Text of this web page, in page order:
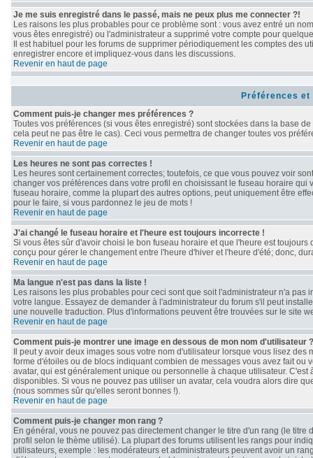
Je me suis enregistré dans le passé, mais ne peux plus me connecter ?!
Les raisons les plus probables pour ce problème sont : vous avez entré un
vous êtes enregistré) ou l'administrateur a supprimé votre compte pour
Il est habituel pour les forums de supprimer périodiquement les comptes
enregistrer encore et impliquez-vous dans les discussions.
Revenir en haut de page
Préférences
Comment puis-je changer mes préférences ?
Toutes vos préférences (si vous êtes enregistré) sont stockées dans la base
cela peut ne pas être le cas). Ceci vous permettra de changer toutes vos
Revenir en haut de page
Les heures ne sont pas correctes !
Les heures sont certainement correctes; toutefois, ce que vous pouvez voir
changer vos préférences dans votre profil en choisissant le fuseau horaire
fuseau horaire, comme la plupart des autres options, peut uniquement être
pour le faire, si vous pardonnez le jeu de mots !
Revenir en haut de page
J'ai changé le fuseau horaire et l'heure est toujours incorrecte !
Si vous êtes sûr d'avoir choisi le bon fuseau horaire et que l'heure est
conçu pour gérer le changement entre l'heure d'hiver et l'heure d'été; donc,
Revenir en haut de page
Ma langue n'est pas dans la liste !
Les raisons les plus probables pour ceci sont que soit l'administrateur n'a
votre langue. Essayez de demander à l'administrateur du forum s'il peut
une nouvelle traduction. Plus d'informations peuvent être trouvées sur le site
Revenir en haut de page
Comment puis-je montrer une image en dessous de mon nom d'utilisateur ?
Il peut y avoir deux images sous votre nom d'utilisateur lorsque vous lisez
forme d'étoiles ou de blocs indiquant combien de messages vous avez fait
avatar, qui est généralement unique ou personnelle à chaque utilisateur.
disponibles. Si vous ne pouvez pas utiliser un avatar, cela voudra alors dire
(nous sommes sûr qu'elles seront bonnes !).
Revenir en haut de page
Comment puis-je changer mon rang ?
En général, vous ne pouvez pas directement changer le titre d'un rang (le
profil selon le thème utilisé). La plupart des forums utilisent les rangs pour
utilisateurs, exemple : les modérateurs et administrateurs peuvent avoir un